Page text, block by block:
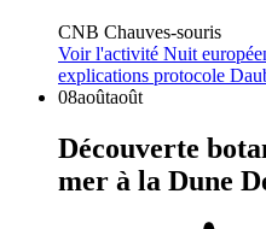
CNB Chauves-souris
Voir l'activité Nuit
explications protocole
08aoûtaoût
Découverte
mer à la Dune